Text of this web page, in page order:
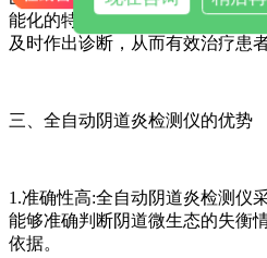
能化的特点。其设备能够实现快
及时作出诊断，从而有效治疗患
三、全自动阴道炎检测仪的优势
1.准确性高:全自动阴道炎检测仪
能够准确判断阴道微生态的失衡
依据。